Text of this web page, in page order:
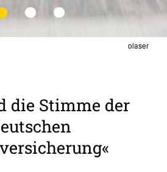
olaser
die Stimme der